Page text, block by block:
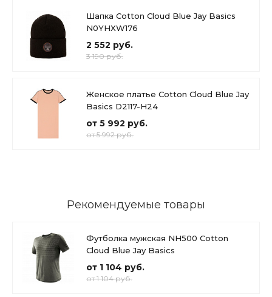
Шапка Cotton Cloud Blue Jay Basics
N0YHXW176
2 552 руб.
3 190 руб.
Женское платье Cotton Cloud Blue Jay
Basics D2117-H24
от 5 992 руб.
от 5 992 руб.
Рекомендуемые товары
Футболка мужская NH500 Cotton
Cloud Blue Jay Basics
от 1 104 руб.
от 1 104 руб.